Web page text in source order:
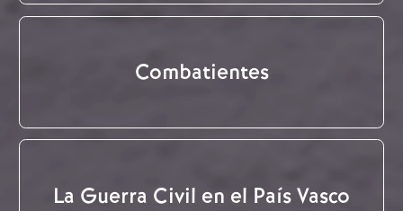
Combatientes
La Guerra Civil en el País Vasco